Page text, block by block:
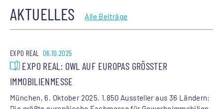
AKTUELLES Alle Beiträge
EXPO REAL 06.10.2025
EXPO REAL: OWL AUF EUROPAS GRÖSSTER I
MMOBILIENMESSE
München, 6. Oktober 2025. 1.850 Aussteller aus 36 Ländern: